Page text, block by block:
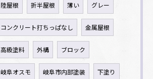
陸屋根 折半屋根 薄い グレー
コンクリート打ちっぱなし 金属屋根
高級塗料 外構 ブロック
岐阜オスモ 岐阜市内部塗装 下塗り